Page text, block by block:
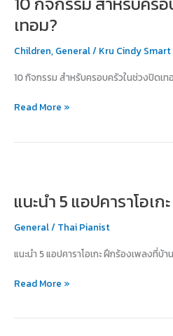
เทอม?
Children, General/ Kru Cindy
10 กิจกรรม สำหรับครอบครัวในช่วงปิดเ
ใน
ช่วง
เทอม?
Read More »
แนะนำ 5 แอปคาราโอเ
General/ Thai Pianist
แนะนำ 5 แอปคาราโอเกะ ฝึกร้องเพลงที่บ้
แอป
ฝึก
เพลง
Read More »